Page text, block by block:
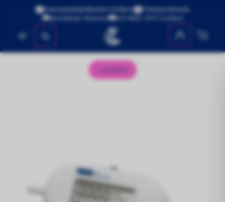
Environmental Monitors & More
Premium Brands
Worldwide Shipping
ISO 9001:2015 Certified
No se encontraron productos
AQM65